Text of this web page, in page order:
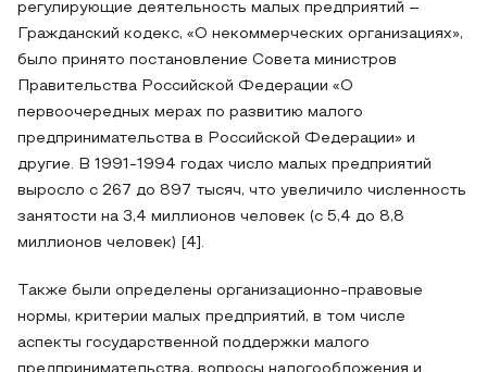
регулирующие деятельность малых предприятий –
Гражданский кодекс, «О некоммерческих организациях»,
было принято постановление Совета министров
Правительства Российской Федерации «О
первоочередных мерах по развитию малого
предпринимательства в Российской Федерации» и
другие. В 1991-1994 годах число малых предприятий
выросло с 267 до 897 тысяч, что увеличило численность
занятости на 3,4 миллионов человек (с 5,4 до 8,8
миллионов человек) [4].
Также были определены организационно-правовые
нормы, критерии малых предприятий, в том числе
аспекты государственной поддержки малого